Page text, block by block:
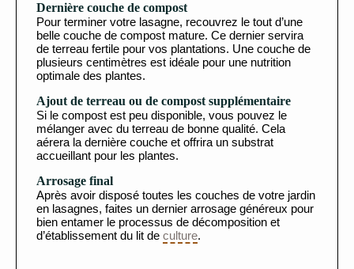
Dernière couche de compost
Pour terminer votre lasagne, recouvrez le tout d’une
belle couche de compost mature. Ce dernier servira
de terreau fertile pour vos plantations. Une couche de
plusieurs centimètres est idéale pour une nutrition
optimale des plantes.
Ajout de terreau ou de compost supplémentaire
Si le compost est peu disponible, vous pouvez le
mélanger avec du terreau de bonne qualité. Cela
aérera la dernière couche et offrira un substrat
accueillant pour les plantes.
Arrosage final
Après avoir disposé toutes les couches de votre jardin
en lasagnes, faites un dernier arrosage généreux pour
bien entamer le processus de décomposition et
d’établissement du lit de culture.